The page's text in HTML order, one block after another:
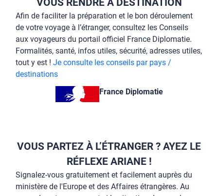
VOUS RENDRE À DESTINATION
Afin de faciliter la préparation et le bon déroulement
de votre voyage à l’étranger, consultez les Conseils
aux voyageurs du portail officiel France Diplomatie.
Formalités, santé, infos utiles, sécurité, adresses utiles,
tout y est ! Je consulte les conseils par pays /
destinations
France Diplomatie
VOUS PARTEZ À L’ÉTRANGER ? AYEZ LE
RÉFLEXE ARIANE !
Signalez-vous gratuitement et facilement auprès du
ministère de l'Europe et des Affaires étrangères. Au